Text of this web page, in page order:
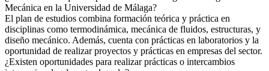
Mecánica en la Universidad de Málaga?
El plan de estudios combina formación teórica y práctica en
disciplinas como termodinámica, mecánica de fluidos, estructuras, y
diseño mecánico. Además, cuenta con prácticas en laboratorios y la
oportunidad de realizar proyectos y prácticas en empresas del sector.
¿Existen oportunidades para realizar prácticas o intercambios